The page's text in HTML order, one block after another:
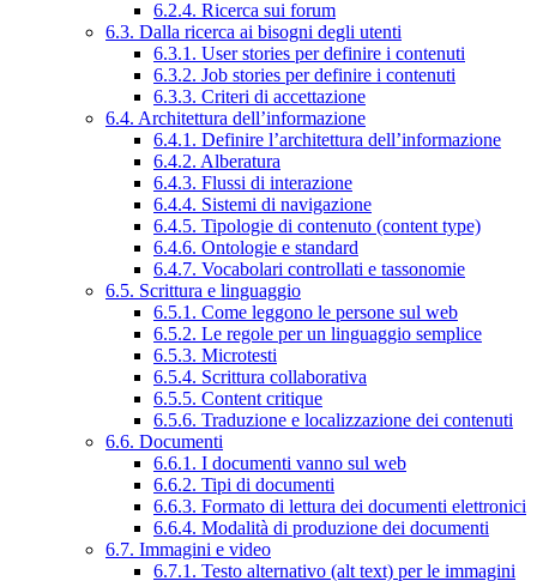
6.2.4. Ricerca sui forum
6.3. Dalla ricerca ai bisogni degli utenti
6.3.1. User stories per definire i contenuti
6.3.2. Job stories per definire i contenuti
6.3.3. Criteri di accettazione
6.4. Architettura dell’informazione
6.4.1. Definire l’architettura dell’informazione
6.4.2. Alberatura
6.4.3. Flussi di interazione
6.4.4. Sistemi di navigazione
6.4.5. Tipologie di contenuto (content type)
6.4.6. Ontologie e standard
6.4.7. Vocabolari controllati e tassonomie
6.5. Scrittura e linguaggio
6.5.1. Come leggono le persone sul web
6.5.2. Le regole per un linguaggio semplice
6.5.3. Microtesti
6.5.4. Scrittura collaborativa
6.5.5. Content critique
6.5.6. Traduzione e localizzazione dei contenuti
6.6. Documenti
6.6.1. I documenti vanno sul web
6.6.2. Tipi di documenti
6.6.3. Formato di lettura dei documenti elettronici
6.6.4. Modalità di produzione dei documenti
6.7. Immagini e video
6.7.1. Testo alternativo (alt text) per le immagini